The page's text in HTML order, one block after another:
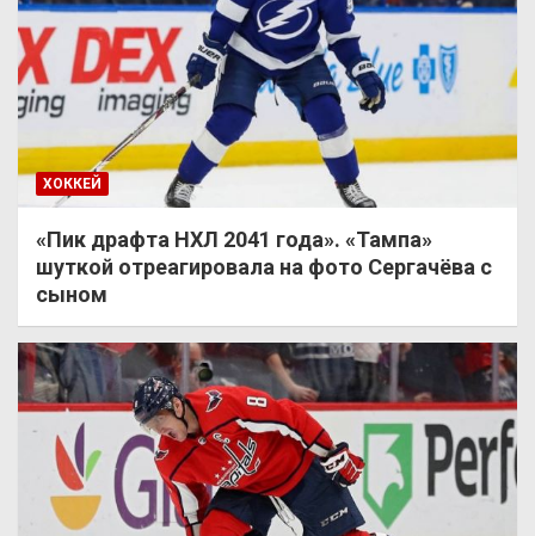
ХОККЕЙ
«Пик драфта НХЛ 2041 года». «Тампа»
шуткой отреагировала на фото Сергачёва с
сыном